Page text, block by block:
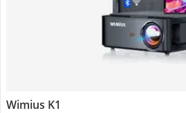
Wimius K1